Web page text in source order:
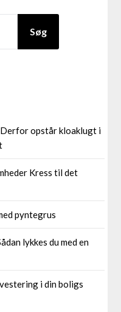
Søg
opstår kloaklugt i
Kress til det
pyntegrus
lykkes du med en
i din boligs